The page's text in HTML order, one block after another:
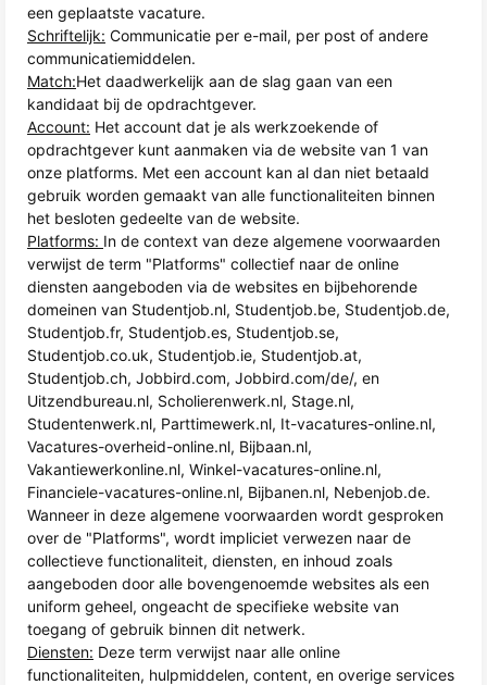
een geplaatste vacature.
Schriftelijk: Communicatie per e-mail, per post of andere
communicatiemiddelen.
Match:Het daadwerkelijk aan de slag gaan van een
kandidaat bij de opdrachtgever.
Account: Het account dat je als werkzoekende of
opdrachtgever kunt aanmaken via de website van 1 van
onze platforms. Met een account kan al dan niet betaald
gebruik worden gemaakt van alle functionaliteiten binnen
het besloten gedeelte van de website.
Platforms: In de context van deze algemene voorwaarden
verwijst de term "Platforms" collectief naar de online
diensten aangeboden via de websites en bijbehorende
domeinen van Studentjob.nl, Studentjob.be, Studentjob.de,
Studentjob.fr, Studentjob.es, Studentjob.se,
Studentjob.co.uk, Studentjob.ie, Studentjob.at,
Studentjob.ch, Jobbird.com, Jobbird.com/de/, en
Uitzendbureau.nl, Scholierenwerk.nl, Stage.nl,
Studentenwerk.nl, Parttimewerk.nl, It-vacatures-online.nl,
Vacatures-overheid-online.nl, Bijbaan.nl,
Vakantiewerkonline.nl, Winkel-vacatures-online.nl,
Financiele-vacatures-online.nl, Bijbanen.nl, Nebenjob.de.
Wanneer in deze algemene voorwaarden wordt gesproken
over de "Platforms", wordt impliciet verwezen naar de
collectieve functionaliteit, diensten, en inhoud zoals
aangeboden door alle bovengenoemde websites als een
uniform geheel, ongeacht de specifieke website van
toegang of gebruik binnen dit netwerk.
Diensten: Deze term verwijst naar alle online
functionaliteiten, hulpmiddelen, content, en overige services